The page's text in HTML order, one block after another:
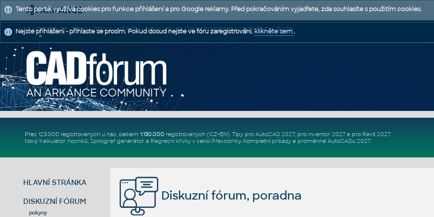
CAD FÓRUM - TIPY A TRIKY | UTILITY | DISKUZE | BLOKY | PODPORA | POMOC A RADY
Přes 123.000 registrovaných u nás, celkem 1.130.000registrovaných (CZ+EN). Tipy pro AutoCAD 2027, pro Inventor 2027a pro Revit 2027.
Nový Kalkulátor nosníků, Spirograf generátor a Regresní křivkyv sekci Převodníky. Kompletní příkazya proměnné AutoCADu 2027.
HLAVNÍ STRÁNKA
DISKUZNÍ FÓRUM
pokyny
Diskuzní fórum, poradna
Tento portál využívá cookies pro funkce přihlášení a pro Google reklamy. Před pokračováním vyjadřete, zda souhlasíte s použitím cookies.
Nejste přihlášeni - přihlaste se prosím. Pokud dosud nejste ve fóru zaregistrováni,klikněte sem..